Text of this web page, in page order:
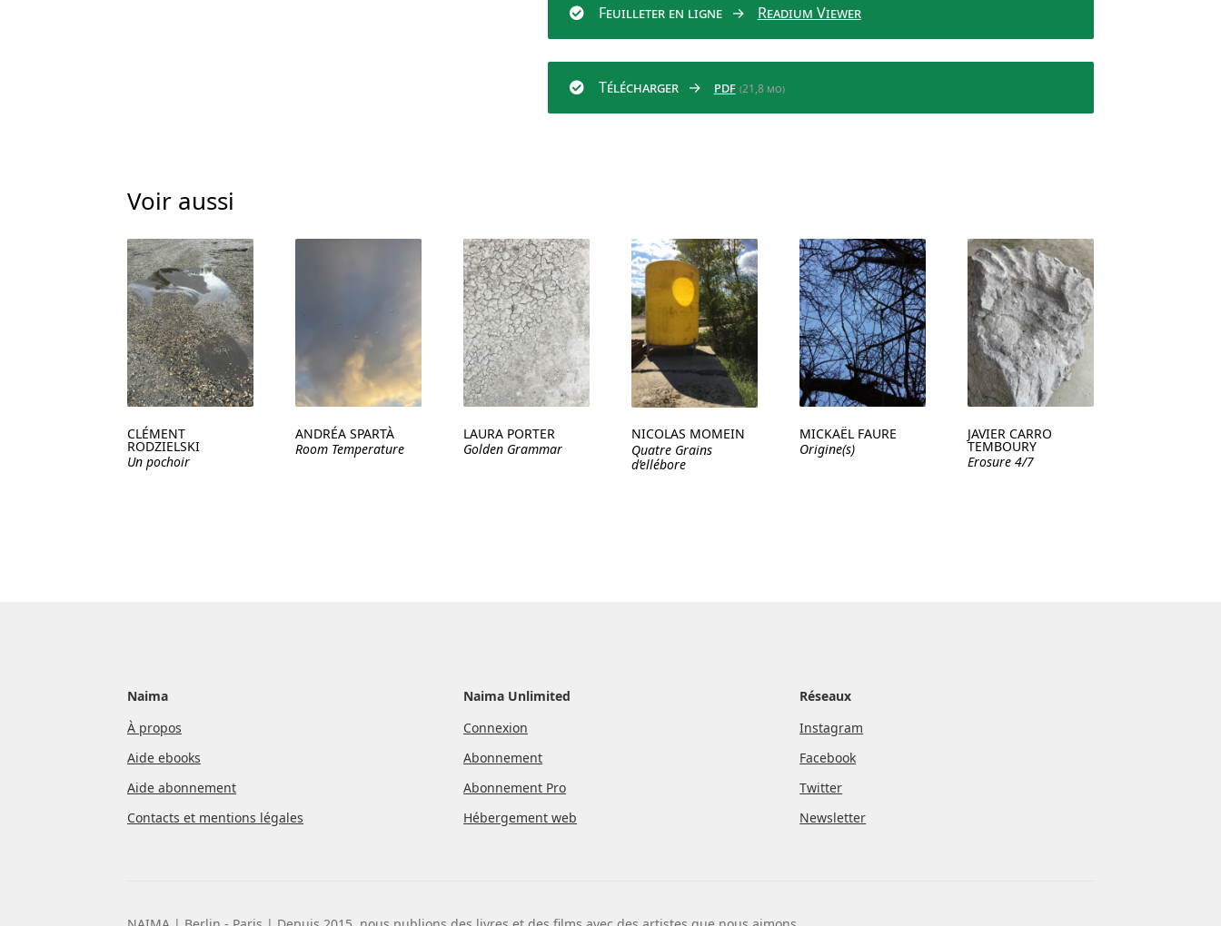
Feuilleter en ligne Readium Viewer
Télécharger pdf (21,8 mo)
Voir aussi
CLÉMENT
RODZIELSKI
Un pochoir
ANDRÉA SPARTÀ
Room Temperature
LAURA PORTER
Golden Grammar
NICOLAS MOMEIN
Quatre Grains
d’ellébore
MICKAËL FAURE
Origine(s)
JAVIER CARRO
TEMBOURY
Erosure 4/7
Naima
À propos
Aide ebooks
Aide abonnement
Contacts et mentions légales
Naima Unlimited
Connexion
Abonnement
Abonnement Pro
Hébergement web
Réseaux
Instagram
Facebook
Twitter
Newsletter